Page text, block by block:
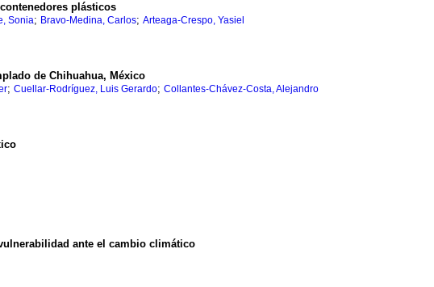
plásticos
Sonia; Bravo-Medina, Carlos; Arteaga-Crespo, Yasiel
de Chihuahua, México
; Cuellar-Rodríguez, Luis Gerardo; Collantes-Chávez-Costa, Alejandro
ante el cambio climático